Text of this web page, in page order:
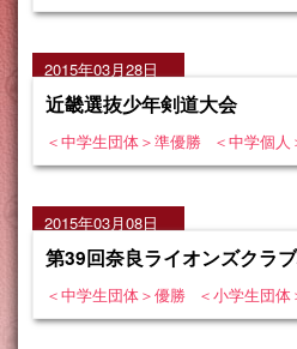
2015年03月28日
近畿選抜少年剣道大会
＜中学生団体＞準優勝 ＜中学個人
2015年03月08日
第39回奈良ライオンズクラ
＜中学生団体＞優勝 ＜小学生団体